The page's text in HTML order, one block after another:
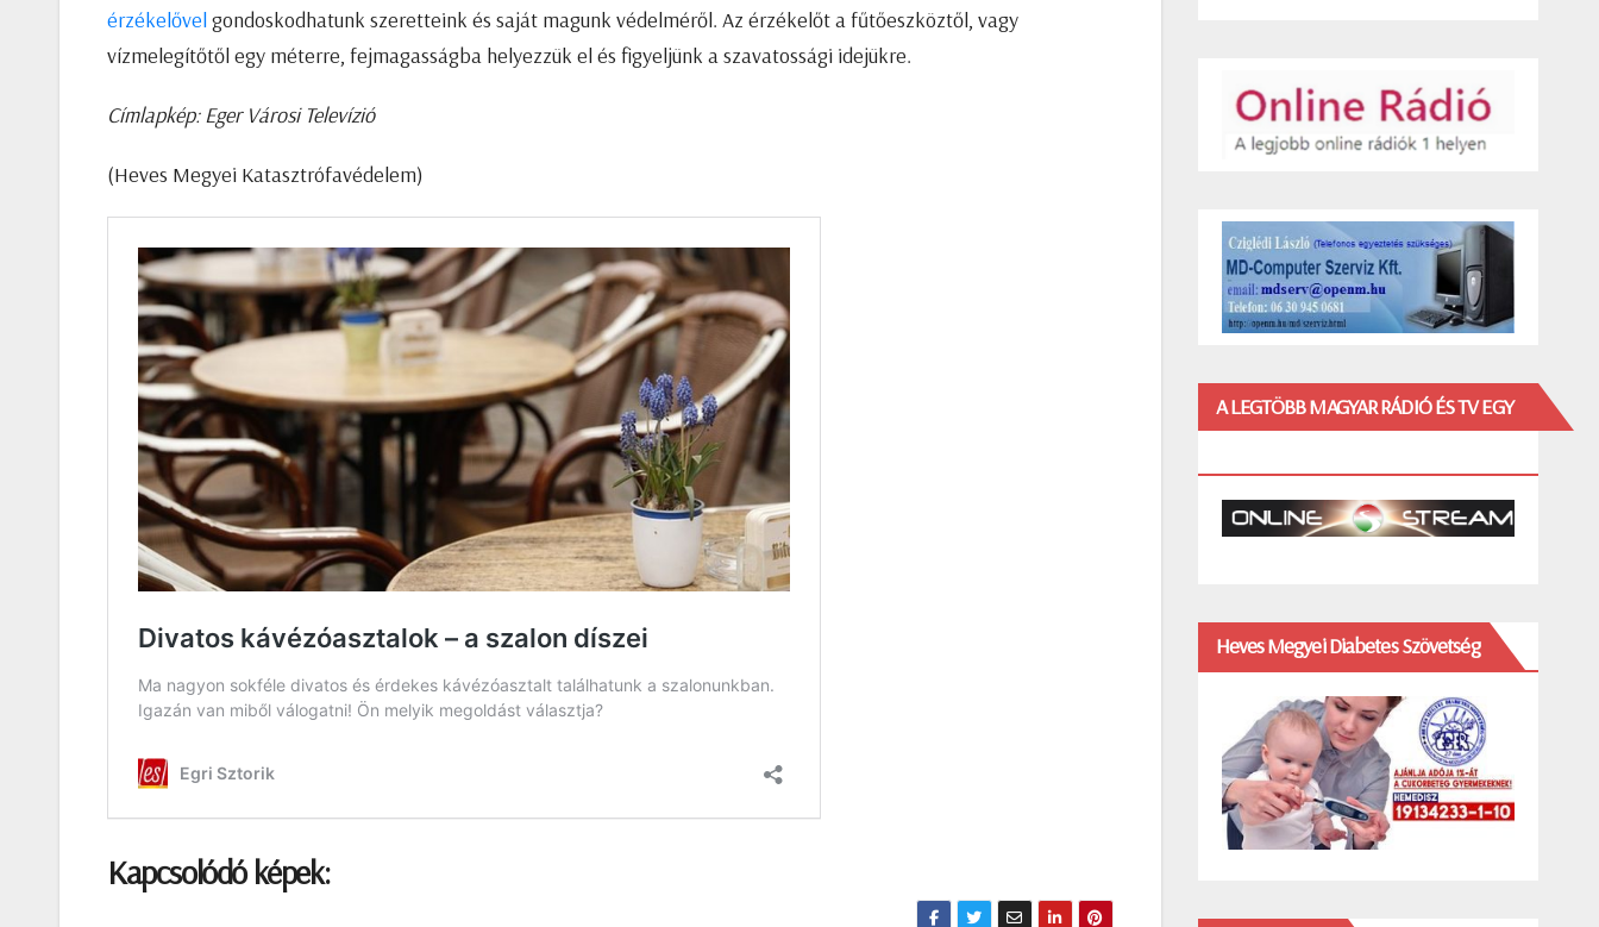
érzékelővelgondoskodhatunk szeretteink és saját magunk védelméről. Az érzékelőt a fűtőeszköztől, vagy
vízmelegítőtől egy méterre, fejmagasságba helyezzük el és figyeljünk a szavatossági idejükre.
Címlapkép: Eger Városi Televízió
(Heves Megyei Katasztrófavédelem)
Kapcsolódó képek:
A LEGTÖBB MAGYAR RÁDIÓ ÉS TV EGY
Heves Megyei Diabetes Szövetség